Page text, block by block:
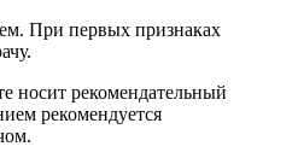
При первых признаках
носит рекомендательный
рекомендуется